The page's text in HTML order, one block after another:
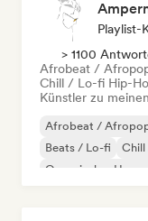
Playlist-
> 1100
Afrobeat /
Chill / Lo-fi Hip-
Künstler zu
Afrobeat /
Beats / Lo-fi
Organischer